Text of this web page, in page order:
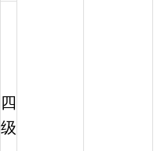
四
级